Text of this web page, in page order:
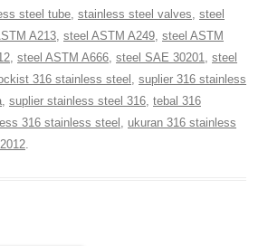
steel tube, stainless steel valves, steel
A213, steel ASTM A249, steel ASTM
, steel ASTM A666, steel SAE 30201, steel
316 stainless steel , suplier 316 stainless
, suplier stainless steel 316, tebal 316
316 stainless steel , ukuran 316 stainless
.